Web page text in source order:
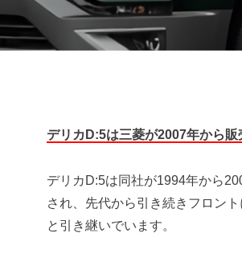
デリカD:5は三菱が2007年から
デリカD:5は同社が1994年から
され、先代から引き続きフロン
と引き継いでいます。